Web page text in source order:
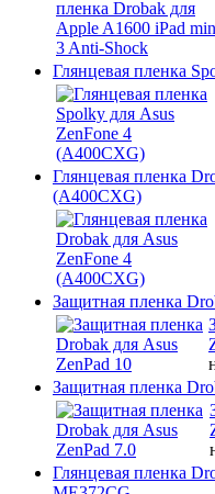
Глянцевая пленка
Глянцевая пленка
(A400CXG)
Защитная пленка
Защитная пленка
Глянцевая пленка